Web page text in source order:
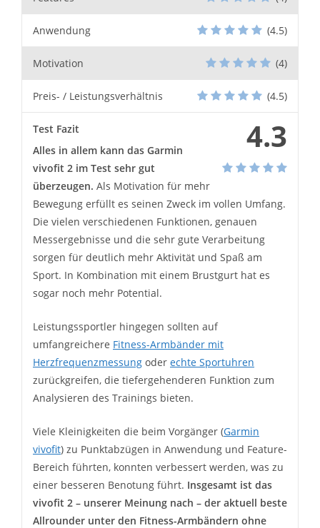
Anwendung (4.5)
Motivation (4)
Preis- / Leistungsverhältnis (4.5)
4.3
Test Fazit
Alles in allem kann das Garmin
vivofit 2 im Test sehr gut
überzeugen. Als Motivation für mehr
Bewegung erfüllt es seinen Zweck im vollen Umfang.
Die vielen verschiedenen Funktionen, genauen
Messergebnisse und die sehr gute Verarbeitung
sorgen für deutlich mehr Aktivität und Spaß am
Sport. In Kombination mit einem Brustgurt hat es
sogar noch mehr Potential.
Leistungssportler hingegen sollten auf
umfangreichere Fitness-Armbänder mit
Herzfrequenzmessung oder echte Sportuhren
zurückgreifen, die tiefergehenderen Funktion zum
Analysieren des Trainings bieten.
Viele Kleinigkeiten die beim Vorgänger (Garmin
vivofit) zu Punktabzügen in Anwendung und Feature-
Bereich führten, konnten verbessert werden, was zu
einer besseren Benotung führt. Insgesamt ist das
vivofit 2 – unserer Meinung nach – der aktuell beste
Allrounder unter den Fitness-Armbändern ohne